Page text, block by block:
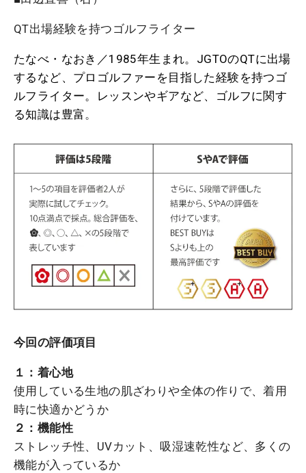
QT出場経験を持つゴルフライター
たなべ・なおき／1985年生まれ。JGTOのQTに出場
するなど、プロゴルファーを目指した経験を持つゴ
ルフライター。レッスンやギアなど、ゴルフに関す
る知識は豊富。
今回の評価項目
１：着心地
使用している生地の肌ざわりや全体の作りで、着用
時に快適かどうか
２：機能性
ストレッチ性、UVカット、吸湿速乾性など、多くの
機能が入っているか